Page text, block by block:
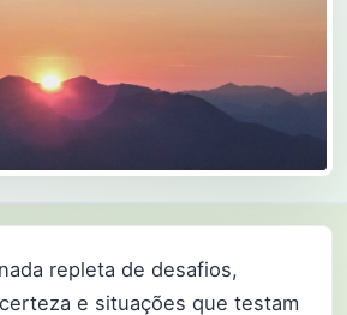
repleta de desafios,
e situações que testam